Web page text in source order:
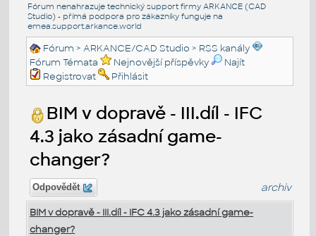
Fórum nenahrazuje technický support firmy ARKANCE (CAD
Studio) - přímá podpora pro zákazníky funguje na
emea.support.arkance.world
Fórum >ARKANCE/CAD Studio > RSS kanály
Fórum Témata
Nejnovější příspěvky
Najít
Registrovat
Přihlásit
BIM v dopravě - III.díl - IFC
4.3 jako zásadní game-
changer?
Odpovědět archiv
BIM v dopravě - III.díl - IFC 4.3 jako zásadní game-
changer?